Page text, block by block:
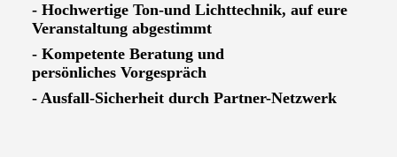
- Hochwertige Ton-und Lichttechnik, auf eure
Veranstaltung abgestimmt
- Kompetente Beratung und
persönliches Vorgespräch
- Ausfall-Sicherheit durch Partner-Netzwerk